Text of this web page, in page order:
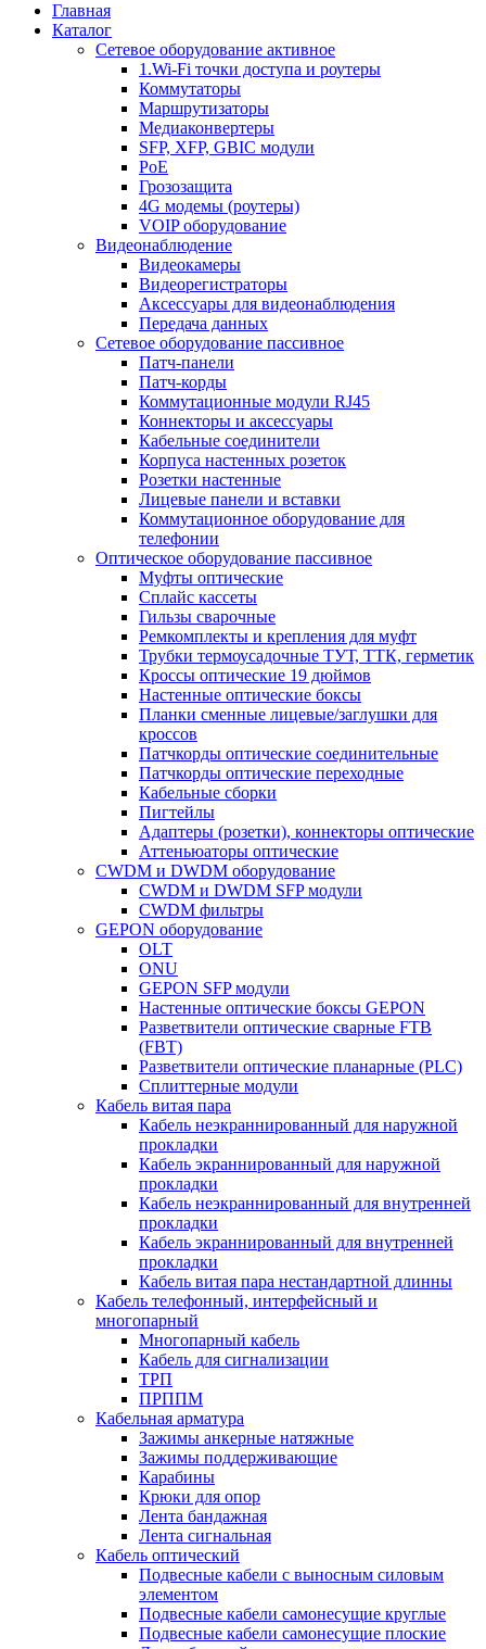
Главная
Каталог
Сетевое оборудование активное
1.Wi-Fi точки доступа и роутеры
Коммутаторы
Маршрутизаторы
Медиаконвертеры
SFP, XFP, GBIC модули
PoE
Грозозащита
4G модемы (роутеры)
VOIP оборудование
Видеонаблюдение
Видеокамеры
Видеорегистраторы
Аксессуары для видеонаблюдения
Передача данных
Сетевое оборудование пассивное
Патч-панели
Патч-корды
Коммутационные модули RJ45
Коннекторы и аксессуары
Кабельные соединители
Корпуса настенных розеток
Розетки настенные
Лицевые панели и вставки
Коммутационное оборудование для
телефонии
Оптическое оборудование пассивное
Муфты оптические
Сплайс кассеты
Гильзы сварочные
Ремкомплекты и крепления для муфт
Трубки термоусадочные ТУТ, ТТК, герметик
Кроссы оптические 19 дюймов
Настенные оптические боксы
Планки сменные лицевые/заглушки для
кроссов
Патчкорды оптические соединительные
Патчкорды оптические переходные
Кабельные сборки
Пигтейлы
Адаптеры (розетки), коннекторы оптические
Аттеньюаторы оптические
CWDM и DWDM оборудование
CWDM и DWDM SFP модули
CWDM фильтры
GEPON оборудование
OLT
ONU
GEPON SFP модули
Настенные оптические боксы GEPON
Разветвители оптические сварные FTB
(FBT)
Разветвители оптические планарные (PLC)
Сплиттерные модули
Кабель витая пара
Кабель неэкраннированный для наружной
прокладки
Кабель экраннированный для наружной
прокладки
Кабель неэкраннированный для внутренней
прокладки
Кабель экраннированный для внутренней
прокладки
Кабель витая пара нестандартной длинны
Кабель телефонный, интерфейсный и
многопарный
Многопарный кабель
Кабель для сигнализации
ТРП
ПРППМ
Кабельная арматура
Зажимы анкерные натяжные
Зажимы поддерживающие
Карабины
Крюки для опор
Лента бандажная
Лента сигнальная
Кабель оптический
Подвесные кабели с выносным силовым
элементом
Подвесные кабели самонесущие круглые
Подвесные кабели самонесущие плоские